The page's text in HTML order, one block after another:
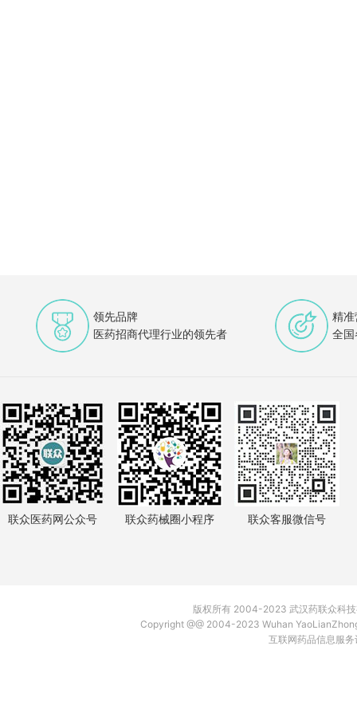
领先品牌
医药招商代理行业的领先者
精
全
联众医药网公众号 联众药械圈小程序 联众客服微信号
版权所有 2004-2023 武汉药联众科
Copyright @@ 2004-2023 Wuhan
互联网药品信息服